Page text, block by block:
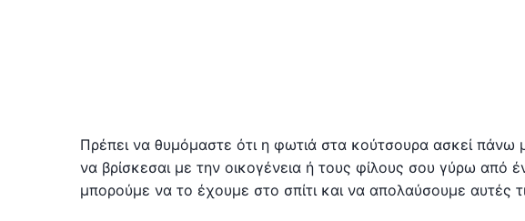
Πρέπει να θυμόμαστε ότι η φωτιά στα κούτσουρα ασκεί πάνω
να βρίσκεσαι με την οικογένεια ή τους φίλους σου γύρω από
μπορούμε να το έχουμε στο σπίτι και να απολαύσουμε αυτές